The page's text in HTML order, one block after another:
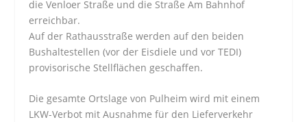
die Venloer Straße und die Straße Am Bahnhof
erreichbar.
Auf der Rathausstraße werden auf den beiden
Bushaltestellen (vor der Eisdiele und vor TEDI)
provisorische Stellflächen geschaffen.
Die gesamte Ortslage von Pulheim wird mit einem
LKW-Verbot mit Ausnahme für den Lieferverkehr